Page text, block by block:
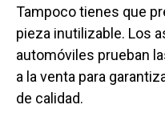
Tampoco tienes que
pieza inutilizable. Los
automóviles prueban
a la venta para
de calidad.